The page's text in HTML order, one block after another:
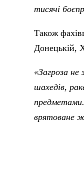
тисячі
Також
Донецькій,
«Загроза
шахедів,
врятоване